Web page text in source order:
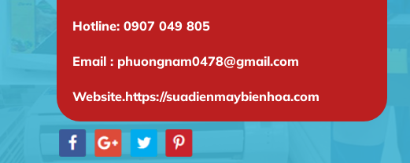
Hotline: 0907 049 805
Email : phuongnam0478@gmail.com
Website.https://suadienmaybienhoa.com